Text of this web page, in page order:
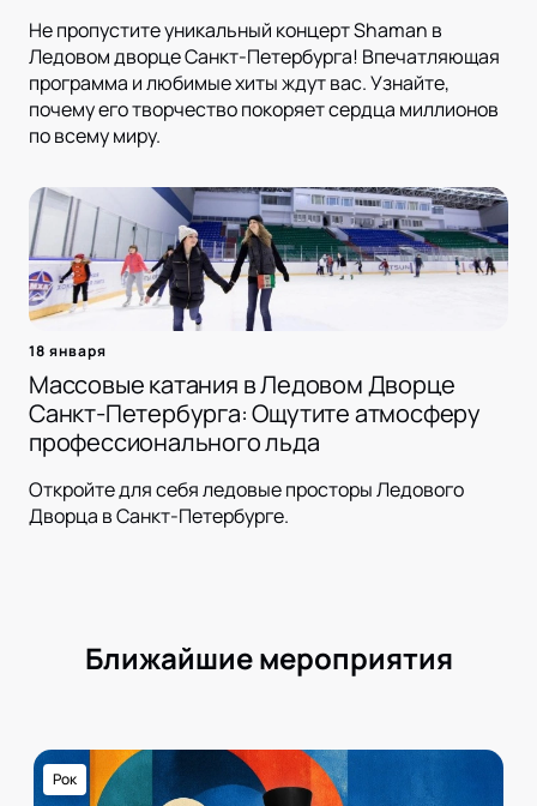
Не пропустите уникальный концерт Shaman в
Ледовом дворце Санкт-Петербурга! Впечатляющая
программа и любимые хиты ждут вас. Узнайте,
почему его творчество покоряет сердца миллионов
по всему миру.
18 января
Массовые катания в Ледовом Дворце
Санкт-Петербурга: Ощутите атмосферу
профессионального льда
Откройте для себя ледовые просторы Ледового
Дворца в Санкт-Петербурге.
Ближайшие мероприятия
Рок